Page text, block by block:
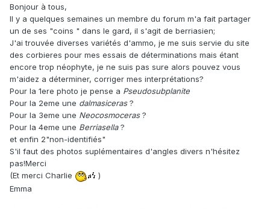
Bonjour à tous,
Il y a quelques semaines un membre du forum m'a fait partager
un de ses "coins " dans le gard, il s'agit de berriasien;
J'ai trouvée diverses variétés d'ammo, je me suis servie du site
des corbieres pour mes essais de déterminations mais étant
encore trop néophyte, je ne suis pas sure alors pouvez vous
m'aidez a déterminer, corriger mes interprétations?
Pour la 1ere photo je pense a Pseudosubplanite
Pour la 2eme une dalmasiceras?
Pour la 3eme une Neocosmoceras?
Pour la 4eme une Berriasella?
et enfin 2"non-identifiés"
S'il faut des photos suplémentaires d'angles divers n'hésitez
pas!Merci
(Et merci Charlie
)
Emma